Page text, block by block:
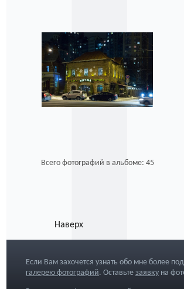
Всего фотографий в альбоме: 45
Наверх
Если Вам захочется узнать обо мне более
галерею фотографий. Оставьте заявку на